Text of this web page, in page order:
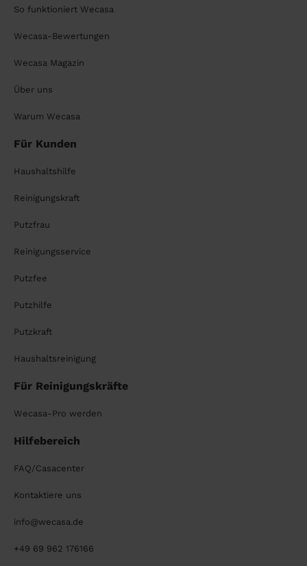
So funktioniert Wecasa
Wecasa-Bewertungen
Wecasa Magazin
Über uns
Warum Wecasa
Für Kunden
Haushaltshilfe
Reinigungskraft
Putzfrau
Reinigungsservice
Putzfee
Putzhilfe
Putzkraft
Haushaltsreinigung
Für Reinigungskräfte
Wecasa-Pro werden
Hilfebereich
FAQ/Casacenter
Kontaktiere uns
info@wecasa.de
+49 69 962 176166